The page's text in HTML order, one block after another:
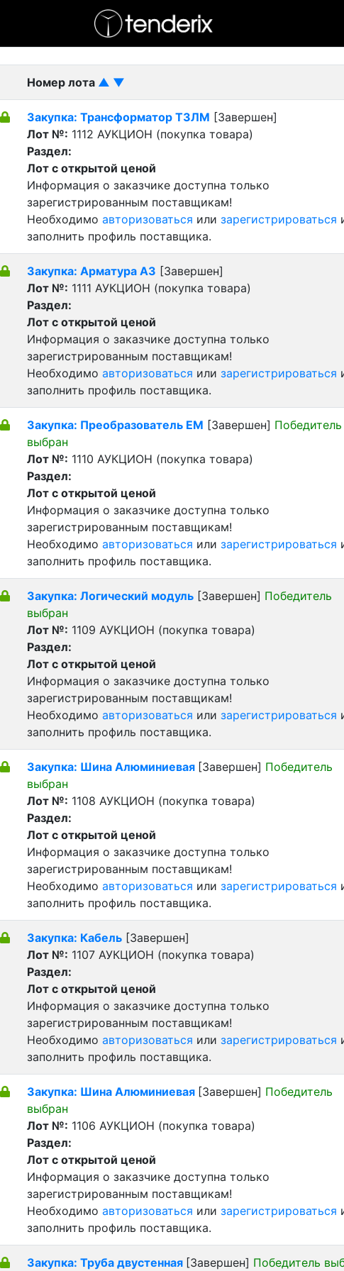
- Завершенный лот
Номер лота ▲ ▼
Закупка: Трансформатор ТЗЛМ [Завершен]
Лот №: 1112 АУКЦИОН (покупка товара)
Раздел:
Лот с открытой ценой
Информация о заказчике доступна только
зарегистрированным поставщикам!
Необходимо авторизоваться или зарегистрироваться
заполнить профиль поставщика.
Закупка: Арматура А3 [Завершен]
Лот №: 1111 АУКЦИОН (покупка товара)
Раздел:
Лот с открытой ценой
Информация о заказчике доступна только
зарегистрированным поставщикам!
Необходимо авторизоваться или зарегистрироваться
заполнить профиль поставщика.
Закупка: Преобразователь ЕМ [Завершен] Победитель
выбран
Лот №: 1110 АУКЦИОН (покупка товара)
Раздел:
Лот с открытой ценой
Информация о заказчике доступна только
зарегистрированным поставщикам!
Необходимо авторизоваться или зарегистрироваться
заполнить профиль поставщика.
Закупка: Логический модуль [Завершен] Победитель
выбран
Лот №: 1109 АУКЦИОН (покупка товара)
Раздел:
Лот с открытой ценой
Информация о заказчике доступна только
зарегистрированным поставщикам!
Необходимо авторизоваться или зарегистрироваться
заполнить профиль поставщика.
Закупка: Шина Алюминиевая [Завершен] Победитель
выбран
Лот №: 1108 АУКЦИОН (покупка товара)
Раздел:
Лот с открытой ценой
Информация о заказчике доступна только
зарегистрированным поставщикам!
Необходимо авторизоваться или зарегистрироваться
заполнить профиль поставщика.
Закупка: Кабель [Завершен]
Лот №: 1107 АУКЦИОН (покупка товара)
Раздел:
Лот с открытой ценой
Информация о заказчике доступна только
зарегистрированным поставщикам!
Необходимо авторизоваться или зарегистрироваться
заполнить профиль поставщика.
Закупка: Шина Алюминиевая [Завершен] Победитель
выбран
Лот №: 1106 АУКЦИОН (покупка товара)
Раздел:
Лот с открытой ценой
Информация о заказчике доступна только
зарегистрированным поставщикам!
Необходимо авторизоваться или зарегистрироваться
заполнить профиль поставщика.
Закупка: Труба двустенная [Завершен] Победитель